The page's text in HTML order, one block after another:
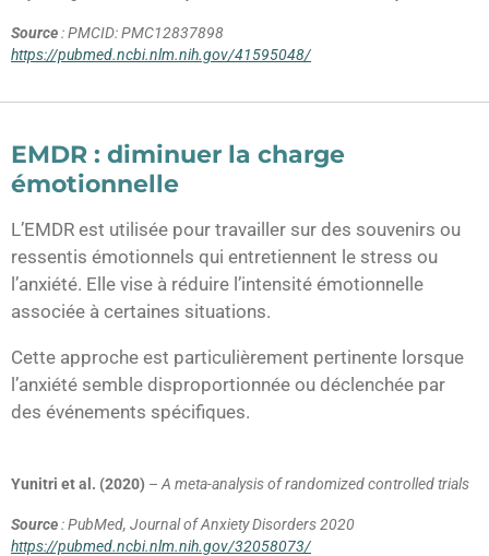
Source: PMCID: PMC12837898
https://pubmed.ncbi.nlm.nih.gov/41595048/
EMDR : diminuer la charge
émotionnelle
L’EMDR est utilisée pour travailler sur des souvenirs ou
ressentis émotionnels qui entretiennent le stress ou
l’anxiété. Elle vise à réduire l’intensité émotionnelle
associée à certaines situations.
Cette approche est particulièrement pertinente lorsque
l’anxiété semble disproportionnée ou déclenchée par
des événements spécifiques.
Yunitri et al. (2020) – A meta-analysis of randomized controlled trials
Source: PubMed, Journal of Anxiety Disorders 2020
https://pubmed.ncbi.nlm.nih.gov/32058073/